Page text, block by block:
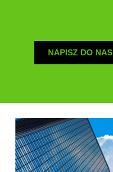
NAPISZ DO NAS